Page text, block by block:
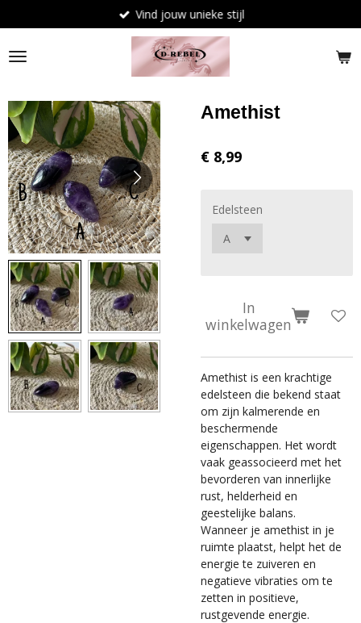
direct
naar
de
Vind jouw unieke stijl
Amethist
€ 8,99
Edelsteen
In
winkelwagen
Amethist is een krachtige
edelsteen die bekend staat
om zijn kalmerende en
beschermende
eigenschappen. Het wordt
vaak geassocieerd met het
bevorderen van innerlijke
rust, helderheid en
geestelijke balans.
Wanneer je amethist in je
ruimte plaatst, helpt het de
energie te zuiveren en
negatieve vibraties om te
zetten in positieve,
rustgevende energie.